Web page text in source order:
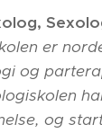
er
og
og